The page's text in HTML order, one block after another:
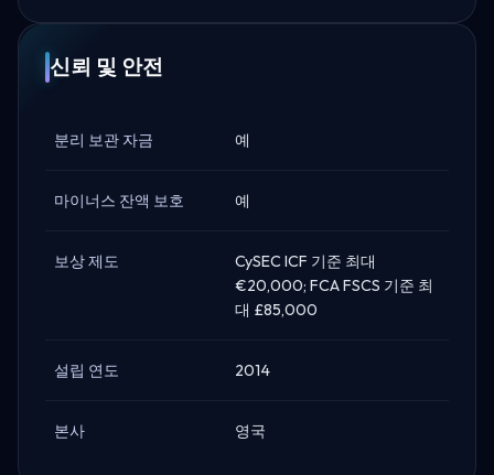
신뢰 및 안전
분리 보관 자금 예
마이너스 잔액 보호 예
보상 제도
CySEC ICF 기준 최대
€20,000; FCA FSCS 기준 최
대 £85,000
설립 연도 2014
본사 영국